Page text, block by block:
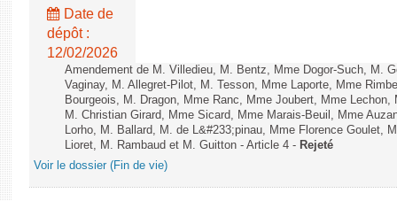
Date de
dépôt :
12/02/2026
Amendement de M. Villedieu, M. Bentz, Mme Dogor-Such, M.
Vaginay, M. Allegret-Pilot, M. Tesson, Mme Laporte, Mme
Bourgeois, M. Dragon, Mme Ranc, Mme Joubert, Mme
M. Christian Girard, Mme Sicard, Mme Marais-Beuil, Mme
Lorho, M. Ballard, M. de L&#233;pinau, Mme Florence Goulet,
Lioret, M. Rambaud et M. Guitton - Article 4 - Rejeté
Voir le dossier (Fin de vie)